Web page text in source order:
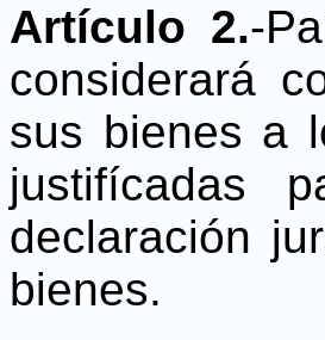
Artículo 2.-
considerará
sus bienes a
justifícadas
declaración
bienes.